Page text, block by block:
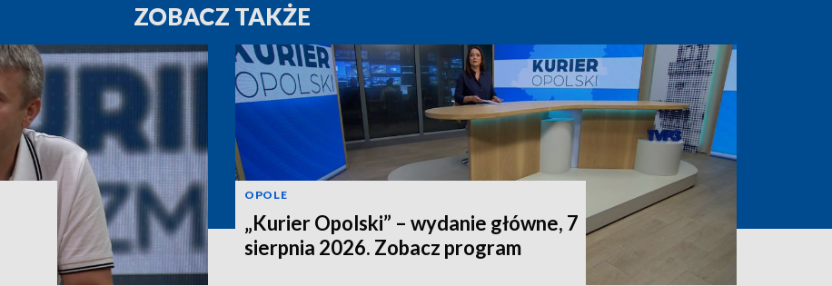
ZOBACZ TAKŻE
OPOLE
„Kurier Opolski” – wydanie główne, 7
sierpnia 2026. Zobacz program